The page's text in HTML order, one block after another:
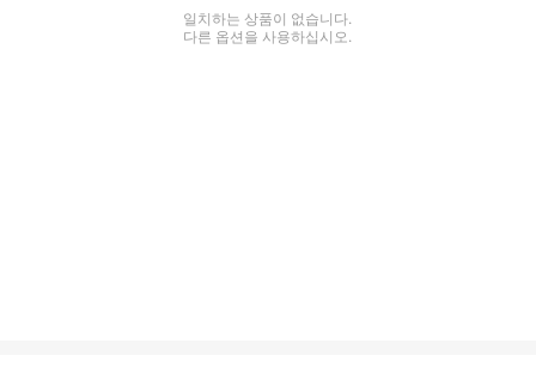
일치하는 상품이 없습니다.
다른 옵션을 사용하십시오.